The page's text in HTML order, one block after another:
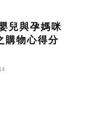
兒與孕媽咪
購物心得分